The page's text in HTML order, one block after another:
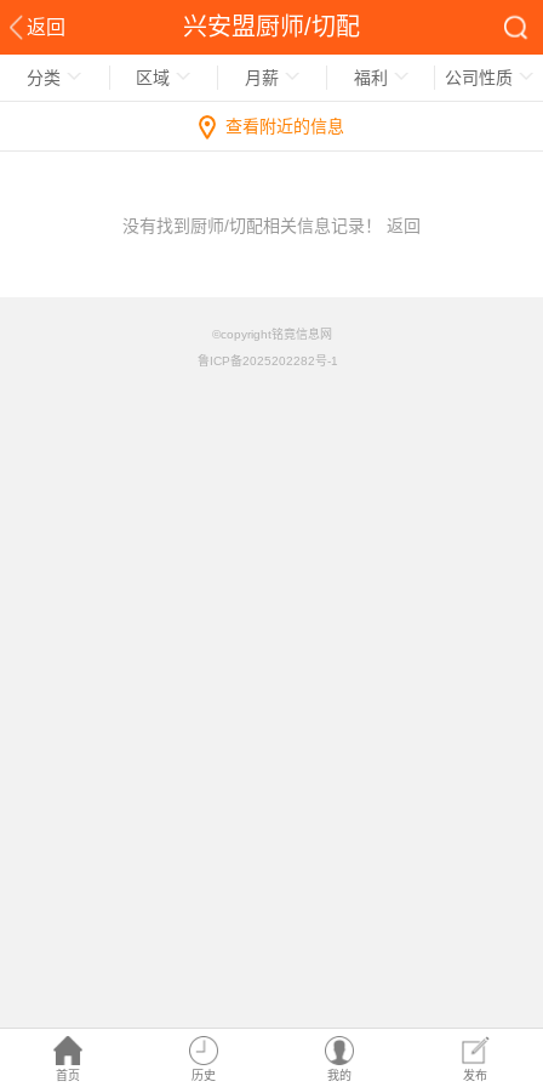
返回 兴安盟厨师/切配
首页 历史 我的 发布
分类 区域 月薪 福利 公司性质
查看附近的信息
没有找到厨师/切配相关信息记录！ 返回
©copyright铭竟信息网
鲁ICP备2025202282号-1